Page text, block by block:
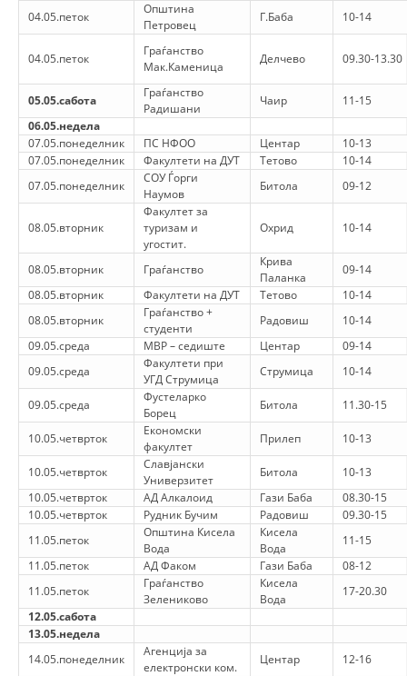
РАКОВОДЕН ОДБОР
ДИСЕМИНАЦИЈА
MЕЃУНАРОДНО ХУМАНИТАРНО ПРАВО
ПРОМОЦИЈА НА ХУМАНИ ВРЕДНОСТИ
УПОТРЕБА И ЗАШТИТА НА АМБЛЕМОТ
СОЦИЈАЛНО ХУМАНИТАРНА ДЕЈНОСТ
ПОДГОТВЕНОСТ И ДЕЈСТВО ПРИ КАТАСТРОФИ
ТИМОВИ НА ООЦК
СПАСИТЕЛНА СТАНИЦА ВОДНО
ПРОЕКТИ – ПОДГОТВЕНОСТ И ДЕЈСТВУВАЊЕ ПРИ КАТАСТРОФИ
ОДНОСИ СО ЈАВНОСТ
ИСТРАЖУВАЊЕ НА ЈАВНО МИСЛЕЊЕ
МЕЃУНАРОДНА СОРАБОТКА
ДОГОВОРИ
ЗНАЧЕЊЕ НА СЛУЖБАТА ЗА БАРАЊЕ
ФОРМУЛАРИ ЗА БАРАЊА
ЗДРАВСТВЕНО ПРЕВЕНТИВНА ДЕЈНОСТ
04.05.петок
Општина
Петровец
Г.Баба 10-14
04.05.петок
Граѓанство
Мак.Каменица
Делчево 09.30-13.30
05.05.сабота
Граѓанство
Радишани
Чаир
11-15
06.05.недела
07.05.понеделник
ПС НФОО Центар
10-13
07.05.понеделник
Факултети на ДУТ Тетово
10-14
07.05.понеделник
СОУ Ѓорги
Наумов
Битола 09-12
08.05.вторник
Факултет за
туризам и
угостит.
Охрид 10-14
08.05.вторник Граѓанство
Крива
Паланка
09-14
08.05.вторник
Факултети на ДУТ Тетово
10-14
08.05.вторник
Граѓанство +
студенти
Радовиш
10-14
09.05.среда
МВР – седиште Центар
09-14
09.05.среда
Факултети при
УГД Струмица
Струмица 10-14
09.05.среда
Фустеларко
Борец
Битола 11.30-15
10.05.четврток
Економски
факултет
Прилеп 10-13
10.05.четврток
Славјански
Универзитет
Битола
10-13
10.05.четврток
АД Алкалоид Гази Баба
08.30-15
10.05.четврток
Рудник Бучим Радовиш
09.30-15
11.05.петок
Општина Кисела
Вода
Кисела
Вода
11-15
11.05.петок
АД Факом Гази Баба
08-12
11.05.петок
Граѓанство
Зелениково
Кисела
Вода
17-20.30
12.05.сабота
13.05.недела
14.05.понеделник
Агенција за
електронски ком.
Центар
12-16